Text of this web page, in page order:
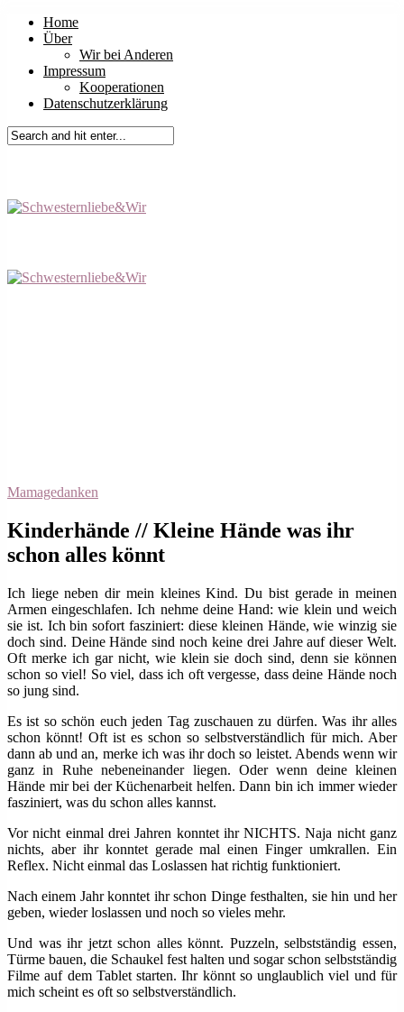
Home
Über
Wir bei Anderen
Impressum
Kooperationen
Datenschutzerklärung
Mamagedanken
Kinderhände // Kleine Hände was ihr
schon alles könnt
Ich liege neben dir mein kleines Kind. Du bist gerade in meinen
Armen eingeschlafen. Ich nehme deine Hand: wie klein und weich
sie ist. Ich bin sofort fasziniert: diese kleinen Hände, wie winzig sie
doch sind. Deine Hände sind noch keine drei Jahre auf dieser Welt.
Oft merke ich gar nicht, wie klein sie doch sind, denn sie können
schon so viel! So viel, dass ich oft vergesse, dass deine Hände noch
so jung sind.
Es ist so schön euch jeden Tag zuschauen zu dürfen. Was ihr alles
schon könnt! Oft ist es schon so selbstverständlich für mich. Aber
dann ab und an, merke ich was ihr doch so leistet. Abends wenn wir
ganz in Ruhe nebeneinander liegen. Oder wenn deine kleinen
Hände mir bei der Küchenarbeit helfen. Dann bin ich immer wieder
fasziniert, was du schon alles kannst.
Vor nicht einmal drei Jahren konntet ihr NICHTS. Naja nicht ganz
nichts, aber ihr konntet gerade mal einen Finger umkrallen. Ein
Reflex. Nicht einmal das Loslassen hat richtig funktioniert.
Nach einem Jahr konntet ihr schon Dinge festhalten, sie hin und her
geben, wieder loslassen und noch so vieles mehr.
Und was ihr jetzt schon alles könnt. Puzzeln, selbstständig essen,
Türme bauen, die Schaukel fest halten und sogar schon selbstständig
Filme auf dem Tablet starten. Ihr könnt so unglaublich viel und für
mich scheint es oft so selbstverständlich.